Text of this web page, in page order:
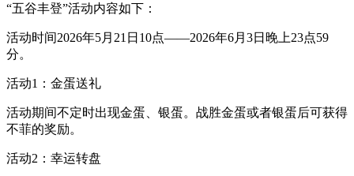
“五谷丰登”活动内容如下：
活动时间2026年5月21日10点——2026年6月3日晚上23点59
分。
活动1：金蛋送礼
活动期间不定时出现金蛋、银蛋。战胜金蛋或者银蛋后可获得
不菲的奖励。
活动2：幸运转盘